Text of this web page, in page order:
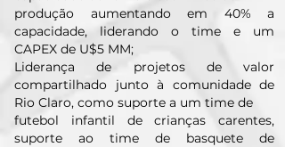
produção aumentando em 40% a
capacidade, liderando o time e um
CAPEX de U$5 MM;
Liderança de projetos de valor
compartilhado junto à comunidade de
Rio Claro, como suporte a um time de
futebol infantil de crianças carentes,
suporte ao time de basquete de